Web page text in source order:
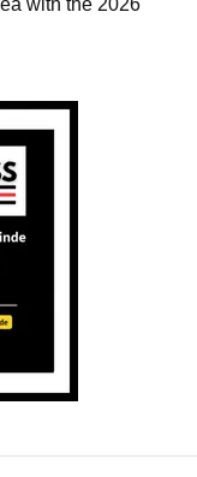
with the 2026